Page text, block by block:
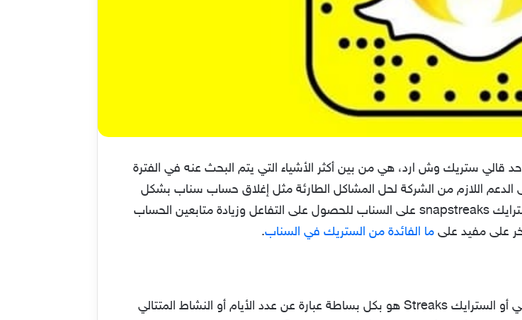
ستريك وش ارد، هي من بين أكثر الأشياء التي يتم البحث عنه في الفترة
اللازم من الشركة لحل المشاكل الطارئة مثل إغلاق حساب سناب بشكل
مؤقت أو دائم، وفي نفس هناك من يريد الحصول على دعم السترايك snapstreaks على السناب للحصول على التفاعل وزيادة متابعين الحساب
على مفيد على ما الفائدة من الستريك في السناب.
ما هو الستريك في سناب شات؟ دعم سناب شات سلاسل متتالي أو السترايك Streaks هو بكل بساطة عبارة عن عدد الأيام أو النشاط المتتالي